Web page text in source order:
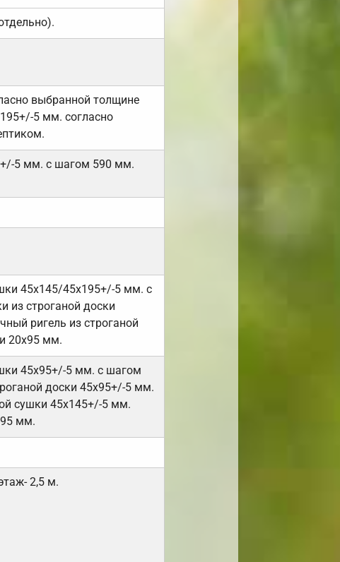
выбранной толщине
5 мм. согласно
5 мм. с шагом 590 мм.
45х145/45х195+/-5 мм. с
из строганой доски
ригель из строганой
20х95 мм.
45х95+/-5 мм. с шагом
доски 45х95+/-5 мм.
сушки 45х145+/-5 мм.
мм.
2,5 м.